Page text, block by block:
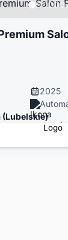
2025
(Lubelskie)